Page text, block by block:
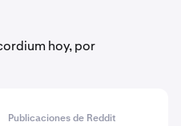
hoy, por
Publicaciones de Reddit